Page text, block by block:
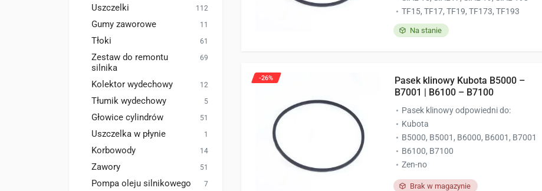
Uszczelki 112
Gumy zaworowe 11
Tłoki 61
Zestaw do remontu
silnika
69
Kolektor wydechowy 12
Tłumik wydechowy 5
Głowice cylindrów 51
Uszczelka w płynie 1
Korbowody 14
Zawory 51
Pompa oleju silnikowego 7
Na stanie
TF15, TF17, TF19, TF173, TF193
Brak w magazynie
-26%
Pasek klinowy Kubota B5000 –
B7001 | B6100 – B7100
Pasek klinowy odpowiedni do:
Kubota
B5000, B5001, B6000, B6001, B7001
B6100, B7100
Zen-no